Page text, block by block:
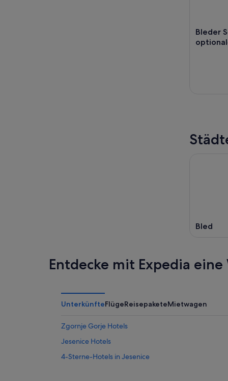
Bleder
Bled
Entdecke mit Expedia
UnterkünfteFlügeReisepaketeMietwagen
Zgornje Gorje Hotels
Jesenice Hotels
4-Sterne-Hotels in Jesenice